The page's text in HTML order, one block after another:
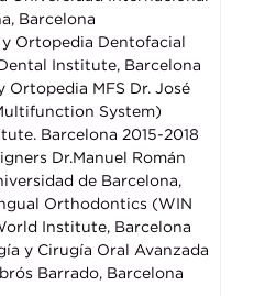
Barcelona
Ortopedia Dentofacial
Institute, Barcelona
Ortopedia MFS Dr. José
System)
Barcelona 2015-2018
Dr.Manuel Román
de Barcelona,
Orthodontics (WIN
Institute, Barcelona
y Cirugía Oral Avanzada
Barrado, Barcelona